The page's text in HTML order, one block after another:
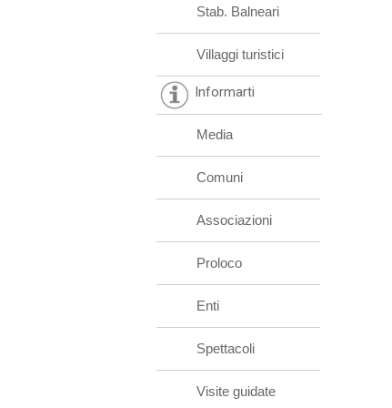
Stab. Balneari
Villaggi turistici
Informarti
Media
Comuni
Associazioni
Proloco
Enti
Spettacoli
Visite guidate